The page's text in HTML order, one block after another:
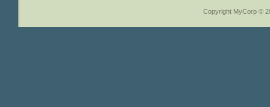
Copyright MyCorp ©